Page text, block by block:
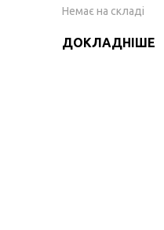
Немає на складі
ДОКЛАДНІШЕ